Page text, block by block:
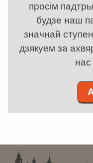
просім
будзе наш
значнай
дзякуем за